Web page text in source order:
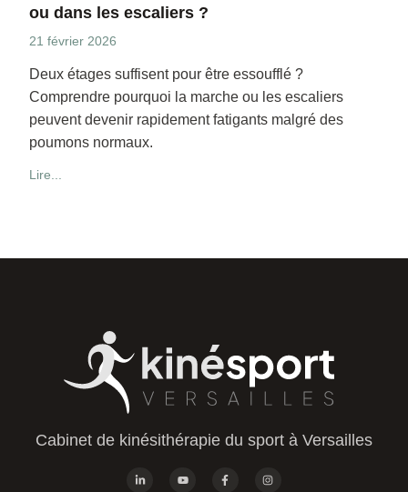
ou dans les escaliers ?
21 février 2026
Deux étages suffisent pour être essoufflé ?
Comprendre pourquoi la marche ou les escaliers
peuvent devenir rapidement fatigants malgré des
poumons normaux.
Lire...
Cabinet de kinésithérapie du sport à Versailles